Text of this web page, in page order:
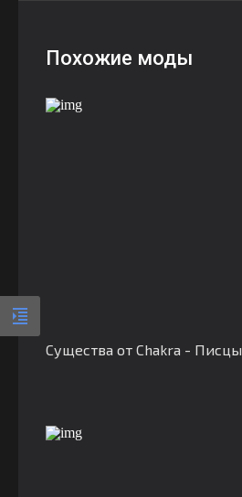
Похожие моды
Существа от Chakra - Писцы